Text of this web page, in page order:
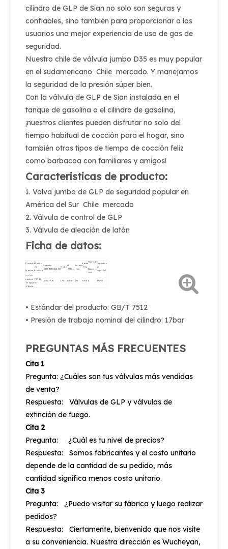
cilindro de GLP de Sian no solo son seguras y
confiables, sino también para proporcionar a los
usuarios una mejor experiencia de uso de gas de
seguridad.
Nuestro chile de válvula jumbo D35 es muy popular
en el sudamericano Chile mercado. Y manejamos
la seguridad de la presión súper bien.
Con la válvula de GLP de Sian instalada en el
tanque de gasolina o el cilindro de gasolina,
¡nuestros clientes pueden disfrutar no solo del
tiempo habitual de cocción para el hogar, sino
también otros tipos de tiempo de cocción feliz
como barbacoa con familiares y amigos!
Caracteristicas de producto:
1. Valva jumbo de GLP de seguridad popular en
América del Sur Chile mercado
2. Válvula de control de GLP
3. Válvula de aleación de latón
Ficha de datos:
Producto
Nombre
Modelo
del
Producto
Producto
IDENTIFICACIÓN
Medio
WP
（MPA）
Entrada
Hilo
Salida
Hilo
Nominal
Diámetro
φmm
Dispositivo
de
seguridad
GLP de
cambio
de aguja
Válvula
YSF-15-
00
06-610-776 LPG 25 bar 25e Φ28.5 4 375PSI
• Estándar del producto: GB/T 7512
• Presión de trabajo nominal del cilindro: 17bar
PREGUNTAS MÁS FRECUENTES
Cita 1
Pregunta: ¿Cuáles son tus válvulas más vendidas
de venta?
Respuesta: Válvulas de GLP y válvulas de
extinción de fuego.
Cita 2
Pregunta: ¿Cuál es tu nivel de precios?
Respuesta: Somos fabricantes y el costo unitario
depende de la cantidad de su pedido, más
cantidad significa menos costo unitario.
Cita 3
Pregunta: ¿Puedo visitar su fábrica y luego realizar
pedidos?
Respuesta: Ciertamente, bienvenido que nos visite
a su conveniencia. Nuestra dirección es Wucheyan,